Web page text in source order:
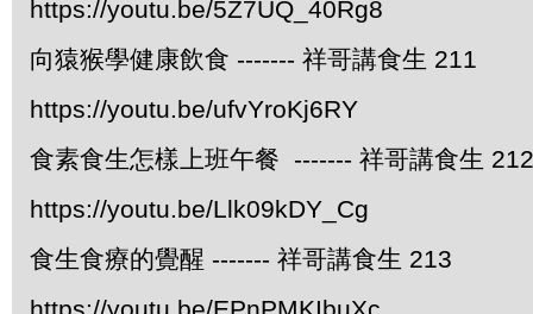
https://youtu.be/5Z7UQ_40Rg8
向猿猴學健康飲食 ------- 祥哥講食生 211
https://youtu.be/ufvYroKj6RY
食素食生怎樣上班午餐 ------- 祥哥講食生 212
https://youtu.be/Llk09kDY_Cg
食生食療的覺醒 ------- 祥哥講食生 213